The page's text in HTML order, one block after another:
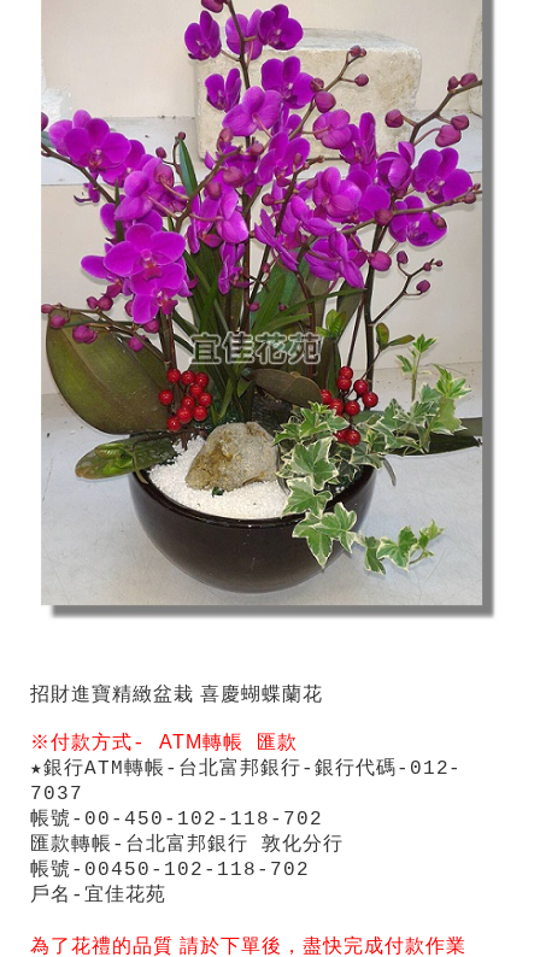
招財進寶精緻盆栽 喜慶蝴蝶蘭花
※付款方式-ATM轉帳 匯款
★銀行ATM轉帳-台北富邦銀行-銀行代碼-012-
7037
帳號-00-450-102-118-702
匯款轉帳-台北富邦銀行 敦化分行
帳號-00450-102-118-702
戶名-宜佳花苑
為了花禮的品質 請於下單後，盡快完成付款作業